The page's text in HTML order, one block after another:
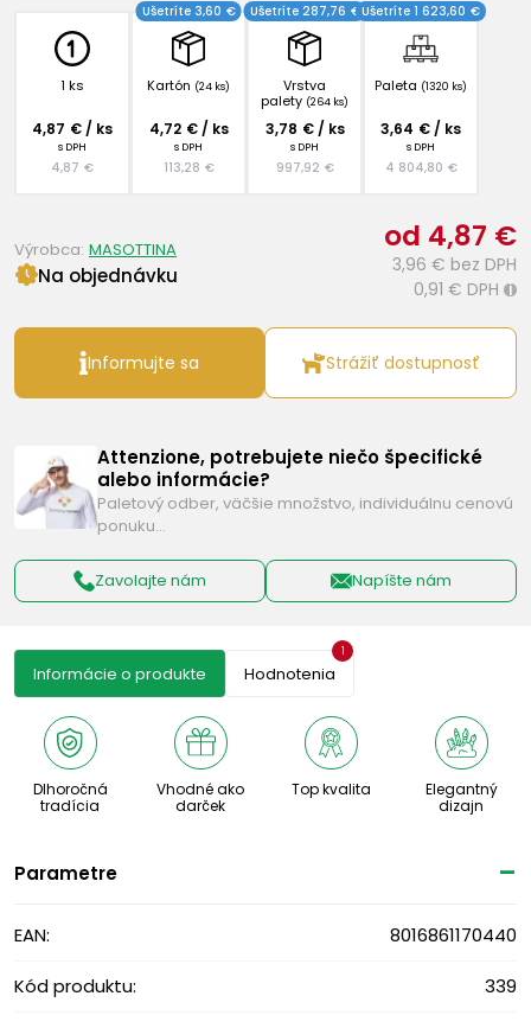
1 ks
4,87 € / ks
s DPH
4,87 €
Kartón (24 ks)
Ušetríte 3,60 €
4,72 € / ks
s DPH
113,28 €
Vrstva
palety (264 ks)
Ušetríte 287,76 €
3,78 € / ks
s DPH
997,92 €
Paleta (1320 ks)
Ušetríte 1 623,60 €
3,64 € / ks
s DPH
4 804,80 €
od 4,87 €
3,96 € bez DPH
0,91 € DPH i
Na objednávku
Výrobca: MASOTTINA
Informujte sa Strážiť dostupnosť
Attenzione, potrebujete niečo špecifické
alebo informácie?
Paletový odber, väčšie množstvo, individuálnu cenovú
ponuku…
Zavolajte nám Napíšte nám
Informácie o produkte Hodnotenia
1
Dlhoročná
tradícia
Vhodné ako
darček
Top kvalita
Elegantný
dizajn
Parametre
EAN: 8016861170440
Kód produktu: 339